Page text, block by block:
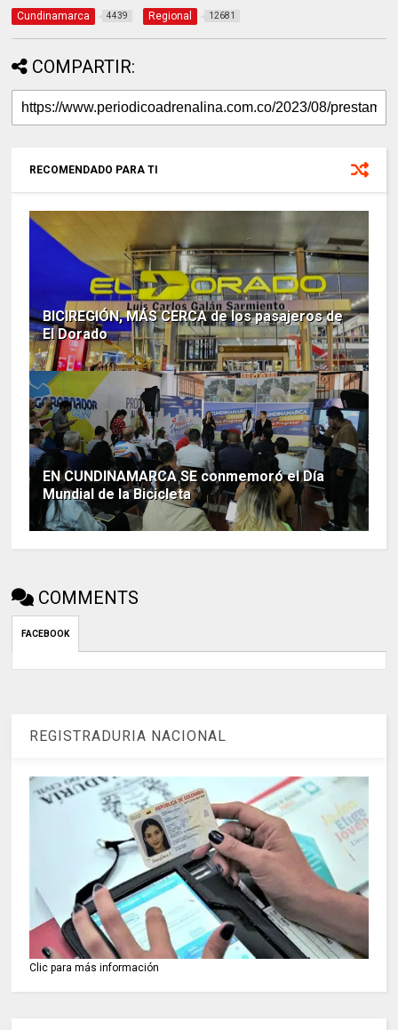
Cundinamarca 4439 Regional 12681
COMPARTIR:
RECOMENDADO PARA TI
BICIREGIÓN, MÁS CERCA de los pasajeros de
El Dorado
EN CUNDINAMARCA SE conmemoró el Día
Mundial de la Bicicleta
COMMENTS
FACEBOOK
REGISTRADURIA NACIONAL
Clic para más información